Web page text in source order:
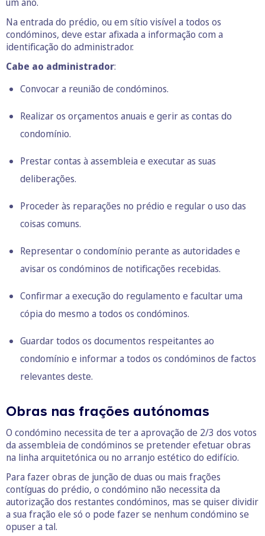
Na entrada do prédio, ou em sítio visível a todos os
condóminos, deve estar afixada a informação com a
identificação do administrador.
Cabe ao administrador:
Convocar a reunião de condóminos.
Realizar os orçamentos anuais e gerir as contas do
condomínio.
Prestar contas à assembleia e executar as suas
deliberações.
Proceder às reparações no prédio e regular o uso das
coisas comuns.
Representar o condomínio perante as autoridades e
avisar os condóminos de notificações recebidas.
Confirmar a execução do regulamento e facultar uma
cópia do mesmo a todos os condóminos.
Guardar todos os documentos respeitantes ao
condomínio e informar a todos os condóminos de factos
relevantes deste.
Obras nas frações autónomas
O condómino necessita de ter a aprovação de 2/3 dos votos
da assembleia de condóminos se pretender efetuar obras
na linha arquitetónica ou no arranjo estético do edifício.
Para fazer obras de junção de duas ou mais frações
contíguas do prédio, o condómino não necessita da
autorização dos restantes condóminos, mas se quiser dividir
a sua fração ele só o pode fazer se nenhum condómino se
opuser a tal.